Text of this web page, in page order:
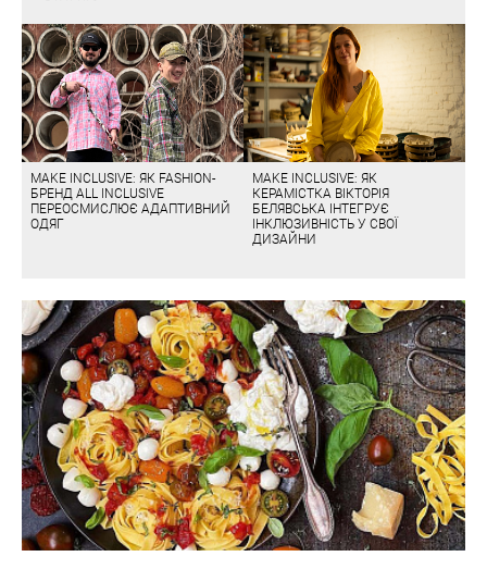
MAKE INCLUSIVE: ЯК FASHION-
БРЕНД ALL INCLUSIVE
ПЕРЕОСМИСЛЮЄ АДАПТИВНИЙ
ОДЯГ
MAKE INCLUSIVE: ЯК
КЕРАМІСТКА ВІКТОРІЯ
БЕЛЯВСЬКА ІНТЕГРУЄ
ІНКЛЮЗИВНІСТЬ У СВОЇ
ДИЗАЙНИ